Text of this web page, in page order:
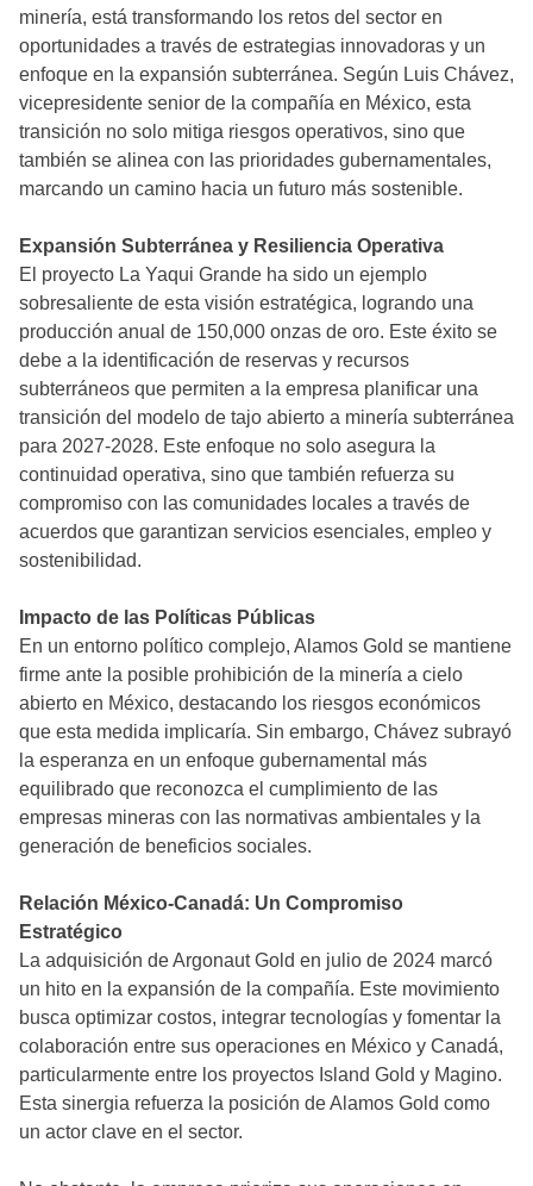
minería, está transformando los retos del sector en
oportunidades a través de estrategias innovadoras y un
enfoque en la expansión subterránea. Según Luis Chávez,
vicepresidente senior de la compañía en México, esta
transición no solo mitiga riesgos operativos, sino que
también se alinea con las prioridades gubernamentales,
marcando un camino hacia un futuro más sostenible.
Expansión Subterránea y Resiliencia Operativa
El proyecto La Yaqui Grande ha sido un ejemplo
sobresaliente de esta visión estratégica, logrando una
producción anual de 150,000 onzas de oro. Este éxito se
debe a la identificación de reservas y recursos
subterráneos que permiten a la empresa planificar una
transición del modelo de tajo abierto a minería subterránea
para 2027-2028. Este enfoque no solo asegura la
continuidad operativa, sino que también refuerza su
compromiso con las comunidades locales a través de
acuerdos que garantizan servicios esenciales, empleo y
sostenibilidad.
Impacto de las Políticas Públicas
En un entorno político complejo, Alamos Gold se mantiene
firme ante la posible prohibición de la minería a cielo
abierto en México, destacando los riesgos económicos
que esta medida implicaría. Sin embargo, Chávez subrayó
la esperanza en un enfoque gubernamental más
equilibrado que reconozca el cumplimiento de las
empresas mineras con las normativas ambientales y la
generación de beneficios sociales.
Relación México-Canadá: Un Compromiso
Estratégico
La adquisición de Argonaut Gold en julio de 2024 marcó
un hito en la expansión de la compañía. Este movimiento
busca optimizar costos, integrar tecnologías y fomentar la
colaboración entre sus operaciones en México y Canadá,
particularmente entre los proyectos Island Gold y Magino.
Esta sinergia refuerza la posición de Alamos Gold como
un actor clave en el sector.